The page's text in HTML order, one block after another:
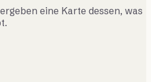
eine Karte dessen, was